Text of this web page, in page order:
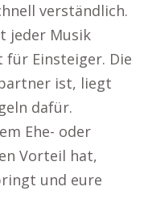
verständlich.
jeder Musik
Einsteiger. Die
ist, liegt
dafür.
Ehe- oder
Vorteil hat,
und eure